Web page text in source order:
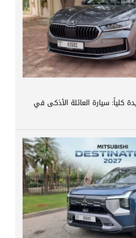
كلياً: سيارة العائلة الأذكى في